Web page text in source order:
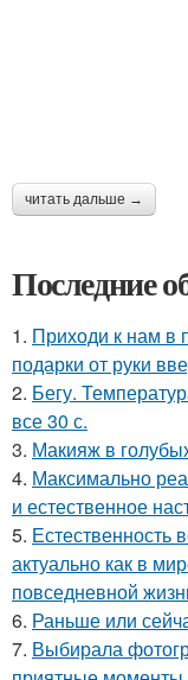
читать дальше →
Последние
1. Приходи к нам в
подарки от руки
2. Бегу.
все 30 с.
3. Макияж в
4. Максимально
и естественное
5. Естественность
актуально как в
повседневной
6. Раньше или
7. Выбирала